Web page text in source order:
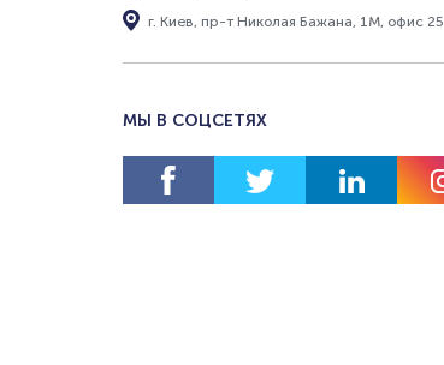
г. Киев, пр-т Николая Бажана, 1М, офис 25
МЫ В СОЦСЕТЯХ